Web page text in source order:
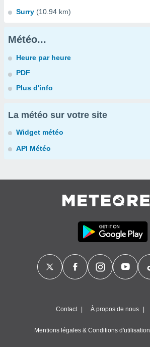
Surry (10.94 km)
Météo...
Heure par heure
PDF
Plus d'info
La météo sur votre site
Widget météo
API Météo
Contact À propos de nous
Mentions légales & Conditions d'utilisation